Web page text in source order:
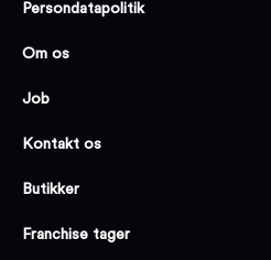
Persondatapolitik
Om os
Job
Kontakt os
Butikker
Franchise tager